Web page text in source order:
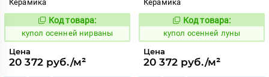
Керамика
852184
Код товара:
купол осенней нирваны
Цена
20 372 руб./м²
Керамика
852170
Код товара:
купол осенней луны
Цена
20 372 руб./м²